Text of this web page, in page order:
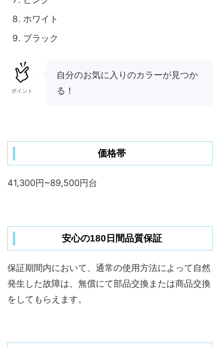
ホワイト
ブラック
ポイント
自分のお気に入りのカラーが見つか
る！
価格帯
41,300円~89,500円台
安心の180日間品質保証
保証期間内において、通常の使用方法によって自然
発生した故障は、無償にて部品交換または商品交換
をしてもらえます。